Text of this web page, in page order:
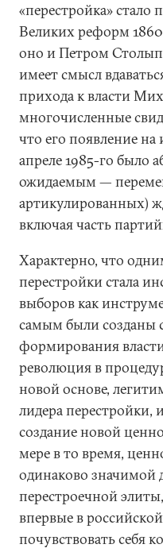
«перестройка»
Великих реформ
оно и Петром
имеет смысл
прихода к власти
многочисленные
что его появление на
апреле 1985-го было
ожидаемым —
артикулированных)
включая часть
Характерно, что
перестройки стала
выборов как
самым были созданы
формирования
революция в
новой основе,
лидера перестройки,
создание новой
мере в то время,
одинаково значимой
перестроечной
впервые в
почувствовать себя